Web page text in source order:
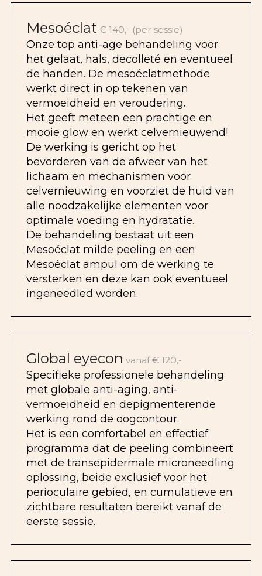
Mesoéclat € 140,- (per sessie)
Onze top anti-age behandeling voor
het gelaat, hals, decolleté en eventueel
de handen. De mesoéclatmethode
werkt direct in op tekenen van
vermoeidheid en veroudering.
Het geeft meteen een prachtige en
mooie glow en werkt celvernieuwend!
De werking is gericht op het
bevorderen van de afweer van het
lichaam en mechanismen voor
celvernieuwing en voorziet de huid van
alle noodzakelijke elementen voor
optimale voeding en hydratatie.
De behandeling bestaat uit een
Mesoéclat milde peeling en een
Mesoéclat ampul om de werking te
versterken en deze kan ook eventueel
ingeneedled worden.
Global eyecon vanaf € 120,-
Specifieke professionele behandeling
met globale anti-aging, anti-
vermoeidheid en depigmenterende
werking rond de oogcontour.
Het is een comfortabel en effectief
programma dat de peeling combineert
met de transepidermale microneedling
oplossing, beide exclusief voor het
perioculaire gebied, en cumulatieve en
zichtbare resultaten bereikt vanaf de
eerste sessie.